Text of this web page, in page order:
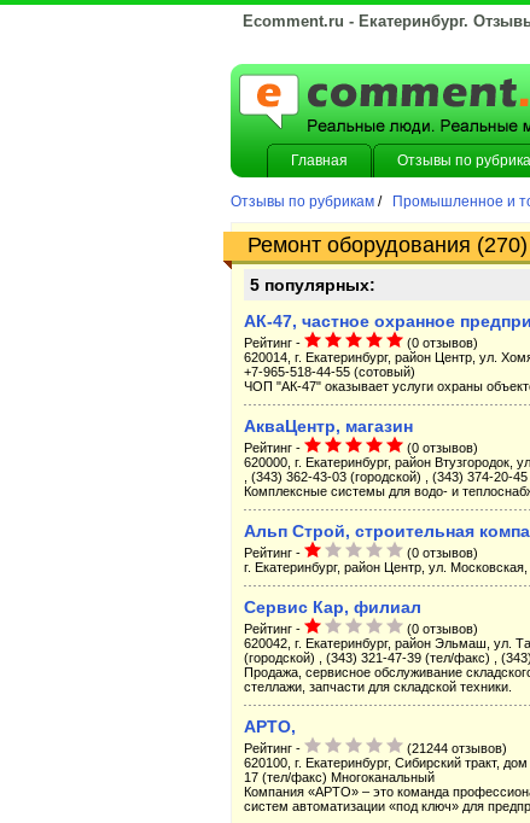
Ecomment.ru - Екатеринбург.
Главная Отзывы по
Отзывы по рубрикам / Промышленное и
Ремонт оборудования (270)
5 популярных:
АК-47, частное охранное
Рейтинг -
(0 отзывов)
620014, г. Екатеринбург, район Центр, ул.
+7-965-518-44-55 (сотовый)
ЧОП "АК-47" оказывает услуги охраны
АкваЦентр, магазин
Рейтинг -
(0 отзывов)
620000, г. Екатеринбург, район
, (343) 362-43-03 (городской) , (343) 374-20-45
Комплексные системы для водо- и
Альп Строй, строительная
Рейтинг -
(0 отзывов)
г. Екатеринбург, район Центр, ул.
Сервис Кар, филиал
Рейтинг -
(0 отзывов)
620042, г. Екатеринбург, район Эльмаш, ул.
(городской) , (343) 321-47-39 (тел/факс) ,
Продажа, сервисное обслуживание
стеллажи, запчасти для складской техники.
АРТО,
Рейтинг -
(21244 отзывов)
620100, г. Екатеринбург, Сибирский тракт,
17 (тел/факс) Многоканальный
Компания «АРТО» – это команда
систем автоматизации «под ключ» для